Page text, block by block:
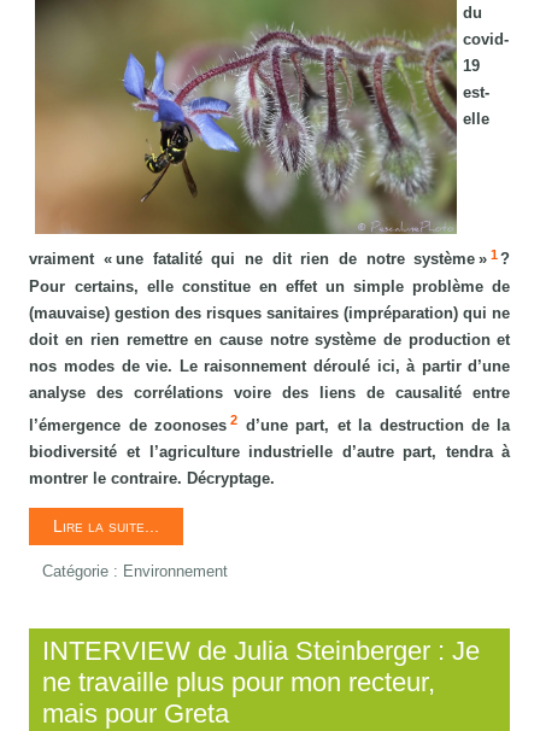
du
covid-
19
est-
elle
vraiment « une fatalité qui ne dit rien de notre système »1?
Pour certains, elle constitue en effet un simple problème de
(mauvaise) gestion des risques sanitaires (impréparation) qui ne
doit en rien remettre en cause notre système de production et
nos modes de vie. Le raisonnement déroulé ici, à partir d’une
analyse des corrélations voire des liens de causalité entre
l’émergence de zoonoses2 d’une part, et la destruction de la
biodiversité et l’agriculture industrielle d’autre part, tendra à
montrer le contraire. Décryptage.
Lire la suite...
Catégorie : Environnement
INTERVIEW de Julia Steinberger : Je
ne travaille plus pour mon recteur,
mais pour Greta